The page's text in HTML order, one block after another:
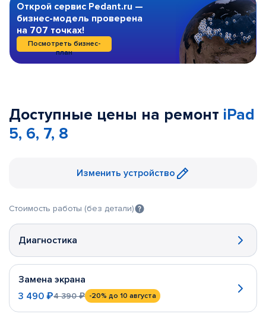
Открой сервис Pedant.ru —
бизнес-модель проверена
на 707 точках!
Посмотреть бизнес-
план
Доступные цены на ремонт iPad
5, 6, 7, 8
Изменить устройство
Стоимость работы (без детали)
Диагностика
Замена экрана
3 490 ₽4 390 ₽ -20% до 10 августа